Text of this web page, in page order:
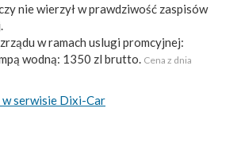
nie wierzył w prawdziwość zaspisów
w ramach uslugi promcyjnej:
wodną: 1350 zl brutto. Cena z dnia
serwisie Dixi-Car